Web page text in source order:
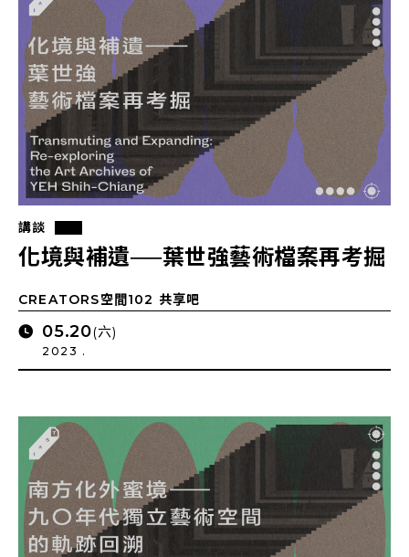
講談
化境與補遺──葉世強藝術檔案再考掘
CREATORS空間102 共享吧
05.20(六)
2023 .